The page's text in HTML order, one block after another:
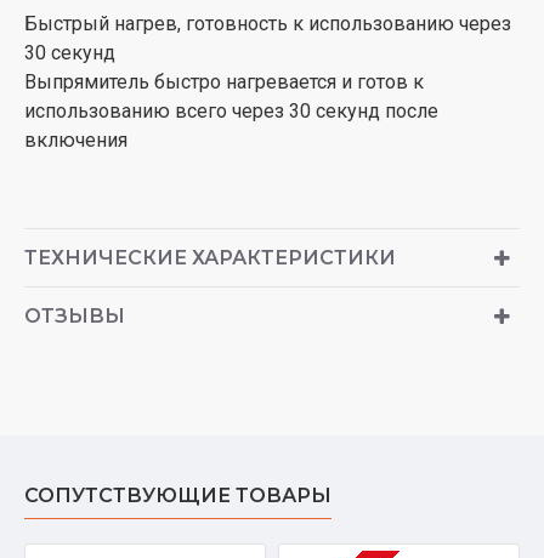
Быстрый нагрев, готовность к использованию через
30 секунд
Выпрямитель быстро нагревается и готов к
использованию всего через 30 секунд после
включения
ТЕХНИЧЕСКИЕ ХАРАКТЕРИСТИКИ
ОТЗЫВЫ
СОПУТСТВУЮЩИЕ ТОВАРЫ